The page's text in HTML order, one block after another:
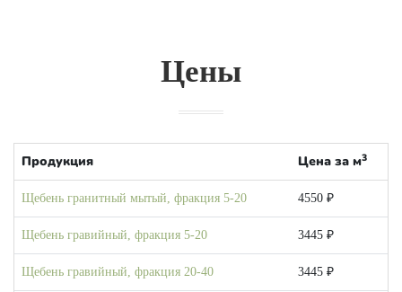
Цены
Продукция Цена за м3
Щебень гранитный мытый, фракция 5-20 4550 ₽
Щебень гравийный, фракция 5-20 3445 ₽
Щебень гравийный, фракция 20-40 3445 ₽